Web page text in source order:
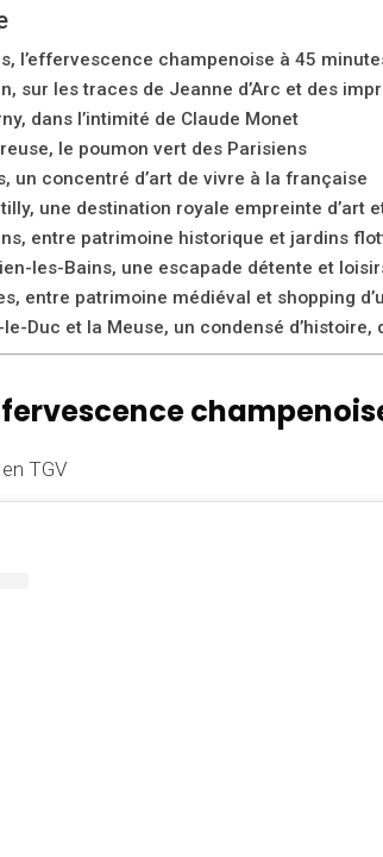
l’effervescence champenoise à 45
sur les traces de Jeanne d’Arc et des
dans l’intimité de Claude Monet
le poumon vert des Parisiens
un concentré d’art de vivre à la française
une destination royale empreinte d’art
entre patrimoine historique et jardins
les-Bains, une escapade détente et
entre patrimoine médiéval et shopping
le-Duc et la Meuse, un condensé
TGV